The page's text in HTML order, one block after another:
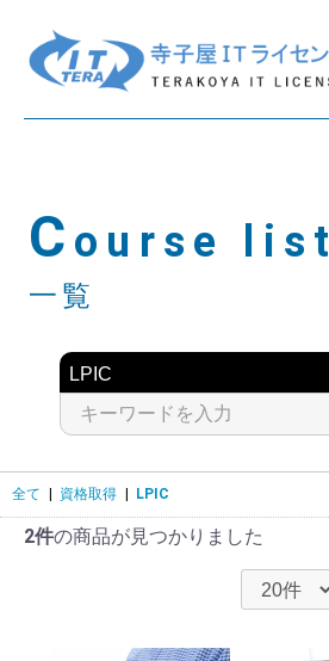
C ourse list
一覧
全て 資格取得 LPIC
2件の商品が見つかりました